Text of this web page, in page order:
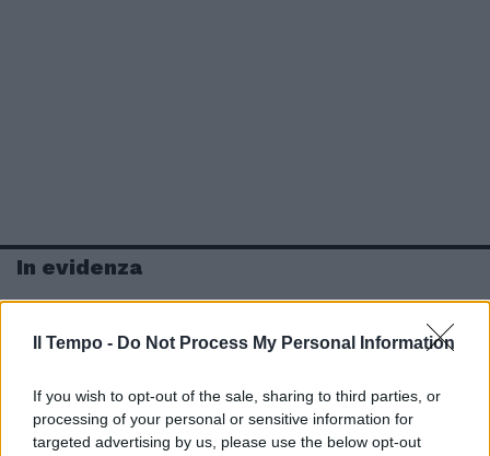
Il Tempo - Do Not Process My Personal Information
If you wish to opt-out of the sale, sharing to third parties, or
processing of your personal or sensitive information for
targeted advertising by us, please use the below opt-out
In evidenza